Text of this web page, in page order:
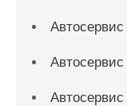
Автосервис
Автосервис
Автосервис